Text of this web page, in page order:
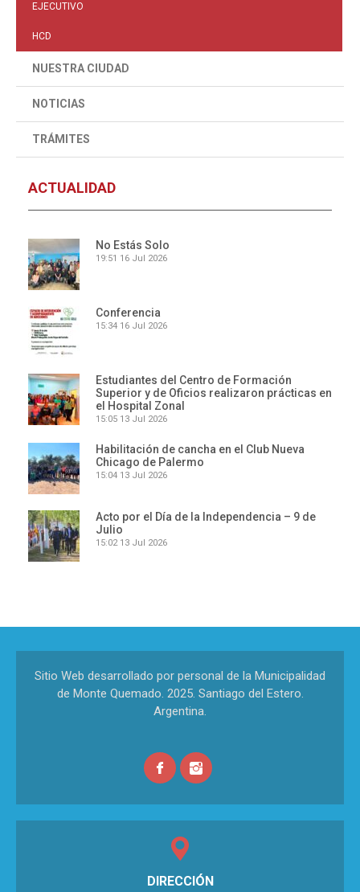
EJECUTIVO
HCD
NUESTRA CIUDAD
NOTICIAS
TRÁMITES
ACTUALIDAD
No Estás Solo
19:51 16 Jul 2026
Conferencia
15:34 16 Jul 2026
Estudiantes del Centro de Formación
Superior y de Oficios realizaron prácticas en
el Hospital Zonal
15:05 13 Jul 2026
Habilitación de cancha en el Club Nueva
Chicago de Palermo
15:04 13 Jul 2026
Acto por el Día de la Independencia – 9 de
Julio
15:02 13 Jul 2026
Sitio Web desarrollado por personal de la Municipalidad
de Monte Quemado. 2025. Santiago del Estero.
Argentina.
DIRECCIÓN